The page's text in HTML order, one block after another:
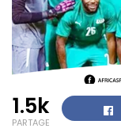
1.5k
PARTAGE